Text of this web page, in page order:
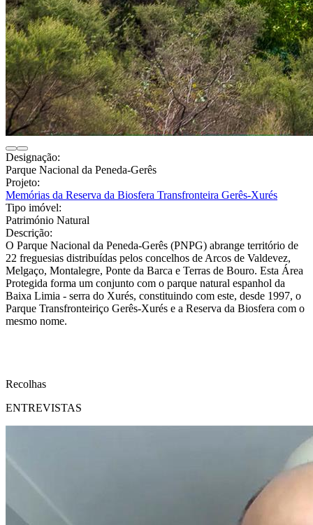
Designação:
Parque Nacional da Peneda-Gerês
Projeto:
Memórias da Reserva da Biosfera Transfronteira Gerês-Xurés
Tipo imóvel:
Património Natural
Descrição:
O Parque Nacional da Peneda-Gerês (PNPG) abrange território de
22 freguesias distribuídas pelos concelhos de Arcos de Valdevez,
Melgaço, Montalegre, Ponte da Barca e Terras de Bouro. Esta Área
Protegida forma um conjunto com o parque natural espanhol da
Baixa Limia - serra do Xurés, constituindo com este, desde 1997, o
Parque Transfronteiriço Gerês-Xurés e a Reserva da Biosfera com o
mesmo nome.
Recolhas
ENTREVISTAS